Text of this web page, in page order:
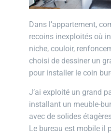
Dans l’appartement,
recoins inexploités où
niche, couloir,
choisi de dessiner un
pour installer le coin
J’ai exploité un grand
installant un meuble-
avec de solides
Le bureau est mobile il